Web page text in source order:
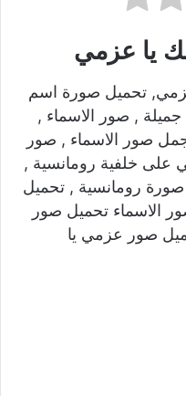
يا عزمي
تحميل صورة اسم
, صور الاسماء ,
صور الاسماء , صور
خلفية رومانسية ,
رومانسية , تحميل
الاسماء تحميل صور
صور عزمي يا